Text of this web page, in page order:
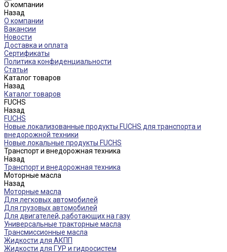
О компании
Назад
О компании
Вакансии
Новости
Доставка и оплата
Сертификаты
Политика конфиденциальности
Статьи
Каталог товаров
Назад
Каталог товаров
FUCHS
Назад
FUCHS
Новые локализованные продукты FUCHS для транспорта и
внедорожной техники
Новые локальные продукты FUCHS
Транспорт и внедорожная техника
Назад
Транспорт и внедорожная техника
Моторные масла
Назад
Моторные масла
Для легковых автомобилей
Для грузовых автомобилей
Для двигателей, работающих на газу
Универсальные тракторные масла
Трансмиссионные масла
Жидкости для АКПП
Жидкости для ГУР и гидросистем